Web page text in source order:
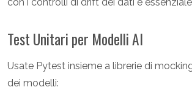
Test Unitari per Modelli AI
Usate Pytest insieme a librerie di
dei modelli: